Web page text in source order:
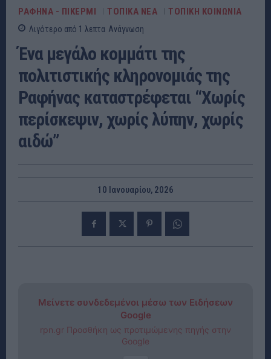
ΡΑΦΗΝΑ - ΠΙΚΕΡΜΙ ΤΟΠΙΚΑ ΝΕΑ ΤΟΠΙΚΗ ΚΟΙΝΩΝΙΑ
Λιγότερο από 1 λεπτα Ανάγνωση
Ένα μεγάλο κομμάτι της
πολιτιστικής κληρονομιάς της
Ραφήνας καταστρέφεται “Χωρίς
περίσκεψιν, χωρίς λύπην, χωρίς
αιδώ”
10 Ιανουαρίου, 2026
Μείνετε συνδεδεμένοι μέσω των Ειδήσεων
Google
rpn.gr Προσθήκη ως προτιμώμενης πηγής στην
Google